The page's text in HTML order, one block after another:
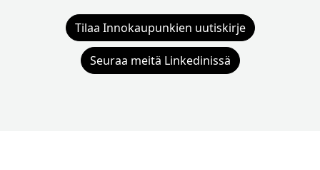
Tilaa Innokaupunkien uutiskirje
Seuraa meitä Linkedinissä